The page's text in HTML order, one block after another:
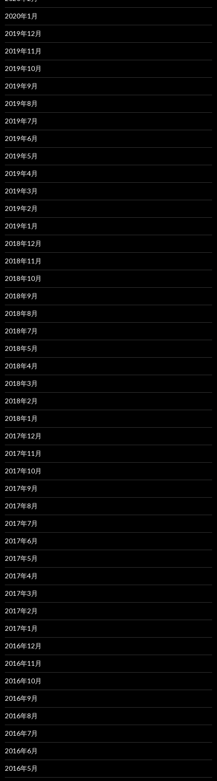
2020年1月
2019年12月
2019年11月
2019年10月
2019年9月
2019年8月
2019年7月
2019年6月
2019年5月
2019年4月
2019年3月
2019年2月
2019年1月
2018年12月
2018年11月
2018年10月
2018年9月
2018年8月
2018年7月
2018年5月
2018年4月
2018年3月
2018年2月
2018年1月
2017年12月
2017年11月
2017年10月
2017年9月
2017年8月
2017年7月
2017年6月
2017年5月
2017年4月
2017年3月
2017年2月
2017年1月
2016年12月
2016年11月
2016年10月
2016年9月
2016年8月
2016年7月
2016年6月
2016年5月